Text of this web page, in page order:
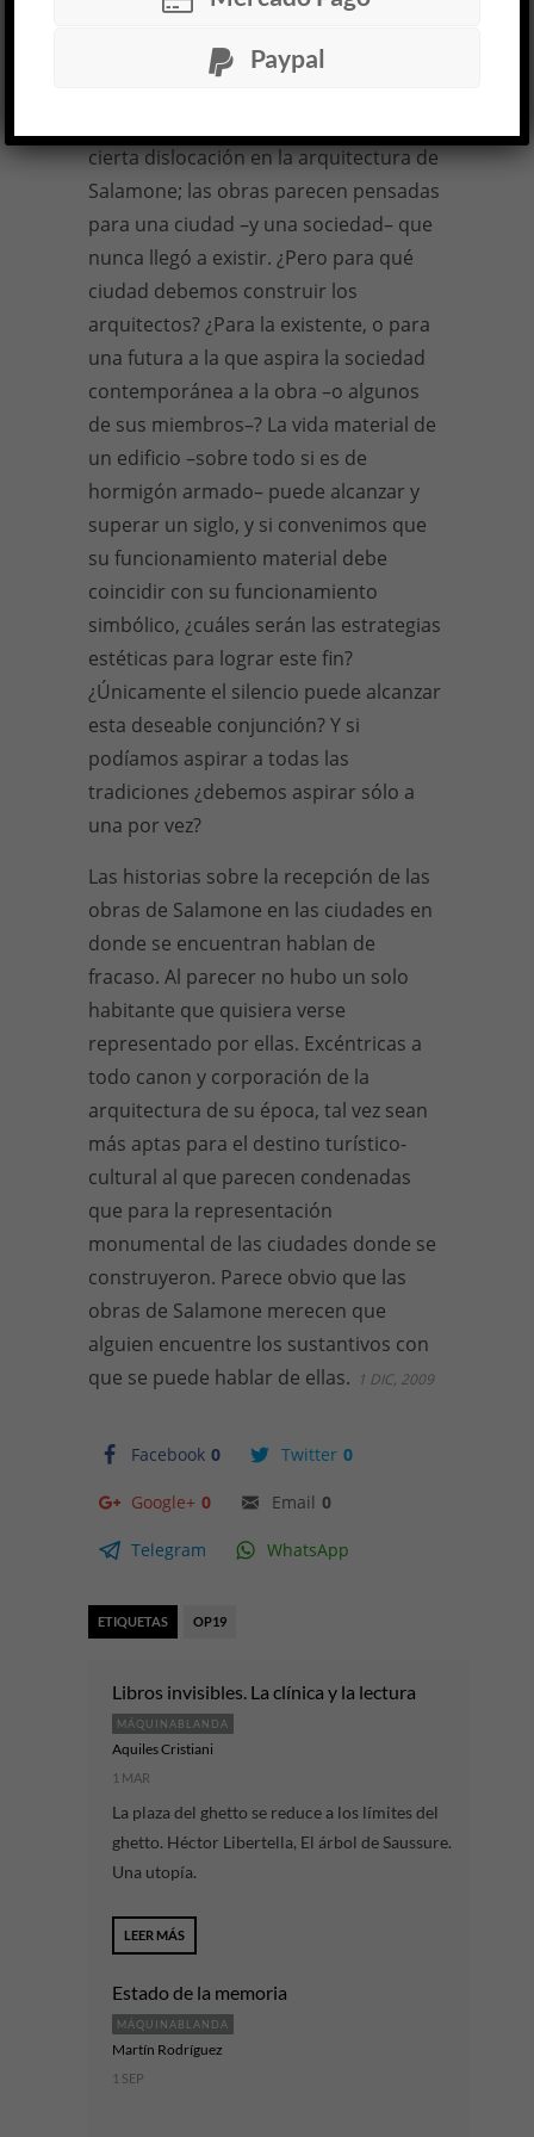
abundancia de adjetivos es la muy
cierta dislocación en la arquitectura de
Salamone; las obras parecen pensadas
para una ciudad –y una sociedad– que
nunca llegó a existir. ¿Pero para qué
ciudad debemos construir los
arquitectos? ¿Para la existente, o para
una futura a la que aspira la sociedad
contemporánea a la obra –o algunos
de sus miembros–? La vida material de
un edificio –sobre todo si es de
hormigón armado– puede alcanzar y
superar un siglo, y si convenimos que
su funcionamiento material debe
coincidir con su funcionamiento
simbólico, ¿cuáles serán las estrategias
estéticas para lograr este fin?
¿Únicamente el silencio puede alcanzar
esta deseable conjunción? Y si
podíamos aspirar a todas las
tradiciones ¿debemos aspirar sólo a
una por vez?
Las historias sobre la recepción de las
obras de Salamone en las ciudades en
donde se encuentran hablan de
fracaso. Al parecer no hubo un solo
habitante que quisiera verse
representado por ellas. Excéntricas a
todo canon y corporación de la
arquitectura de su época, tal vez sean
más aptas para el destino turístico-
cultural al que parecen condenadas
que para la representación
monumental de las ciudades donde se
construyeron. Parece obvio que las
obras de Salamone merecen que
alguien encuentre los sustantivos con
que se puede hablar de ellas.
Facebook 0 Twitter 0
Google+ 0 Email 0
Telegram WhatsApp
1 DIC, 2009
ETIQUETAS OP19
Libros invisibles. La clínica y la lectura
MÁQUINABLANDA
Aquiles Cristiani
1 MAR
La plaza del ghetto se reduce a los límites del
ghetto. Héctor Libertella, El árbol de Saussure.
Una utopía.
LEER MÁS
Estado de la memoria
MÁQUINABLANDA
Martín Rodríguez
1 SEP
Paypal